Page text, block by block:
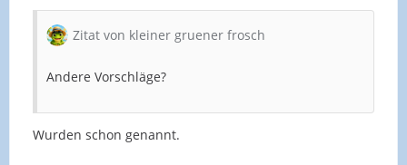
Zitat von kleiner gruener frosch
Andere Vorschläge?
Wurden schon genannt.